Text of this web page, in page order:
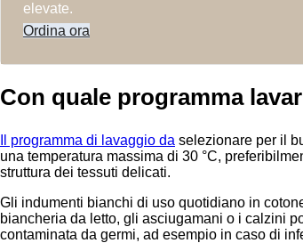
elevate.
Ordina ora
Con quale programma
Il programma di lavaggio da selezionare per il
una temperatura massima di 30 °C,
struttura dei tessuti delicati.
Gli indumenti bianchi di uso quotidiano in
biancheria da letto, gli asciugamani o i calzini
contaminata da germi, ad esempio in caso di